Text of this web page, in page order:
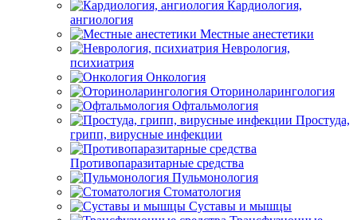
Кардиология,
ангиология
Местные анестетики
Неврология,
психиатрия
Онкология
Оториноларингология
Офтальмология
Простуда,
грипп, вирусные инфекции
Противопаразитарные средства
Пульмонология
Стоматология
Суставы и мышцы